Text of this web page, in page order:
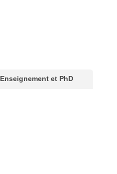
Enseignement et PhD